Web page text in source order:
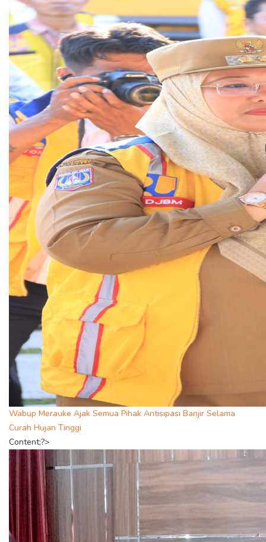
Wabup Merauke Ajak Semua Pihak Antisipasi Banjir Selama
Curah Hujan Tinggi
Content;?>